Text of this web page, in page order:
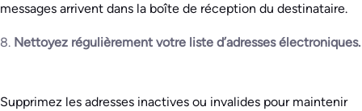
messages arrivent dans la boîte de réception du destinataire.
8. Nettoyez régulièrement votre liste d’adresses électroniques.
Supprimez les adresses inactives ou invalides pour maintenir